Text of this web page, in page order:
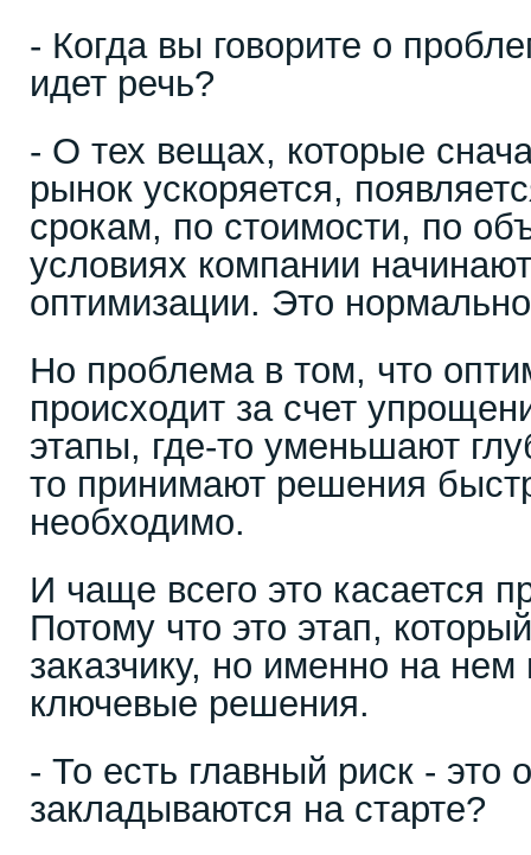
- Когда вы говорите о
идет речь?
- О тех вещах, которые
рынок ускоряется,
срокам, по стоимости, по
условиях компании
оптимизации. Это
Но проблема в том, что
происходит за счет
этапы, где-то уменьшают
то принимают решения
необходимо.
И чаще всего это касается
Потому что это этап,
заказчику, но именно на
ключевые решения.
- То есть главный риск - это
закладываются на старте?